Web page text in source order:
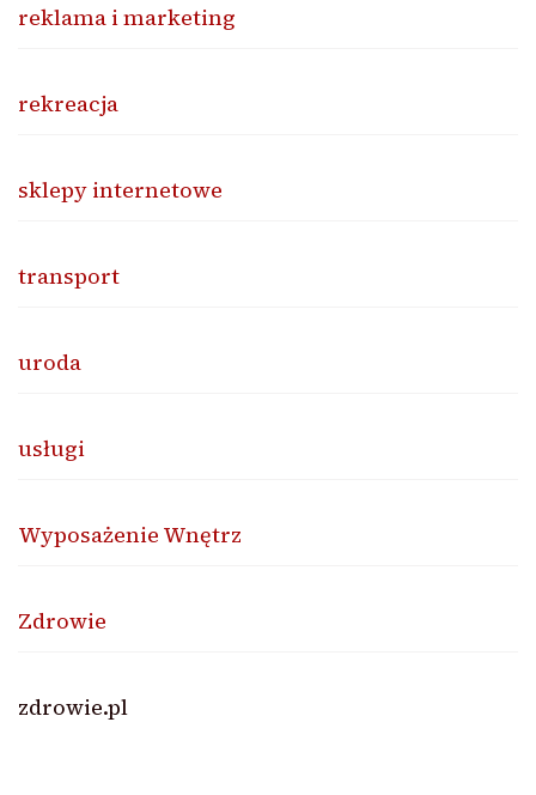
reklama i marketing
rekreacja
sklepy internetowe
transport
uroda
usługi
Wyposażenie Wnętrz
Zdrowie
zdrowie.pl